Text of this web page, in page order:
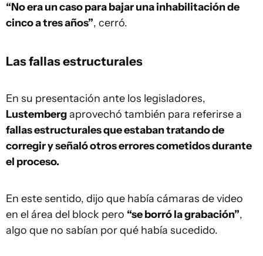
“No era un caso para bajar una inhabilitación de
cinco a tres años”, cerró.
Las fallas estructurales
En su presentación ante los legisladores,
Lustembergaprovechó también para referirse a
fallas estructurales que estaban tratando de
corregir y señaló otros errores cometidos durante
el proceso.
En este sentido, dijo que había cámaras de video
en el área del block pero “se borró la grabación”,
algo que no sabían por qué había sucedido.